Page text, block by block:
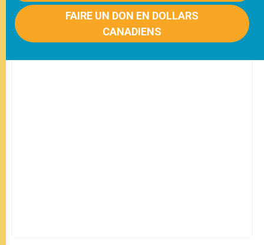
FAIRE UN DON EN DOLLARS
CANADIENS